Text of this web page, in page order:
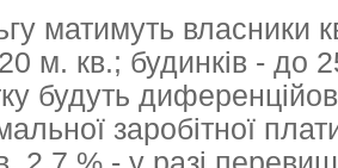
матимуть
м. кв.; будинків - до
будуть
заробітної